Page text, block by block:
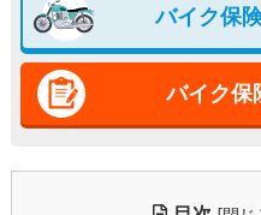
バイク保
バイク保